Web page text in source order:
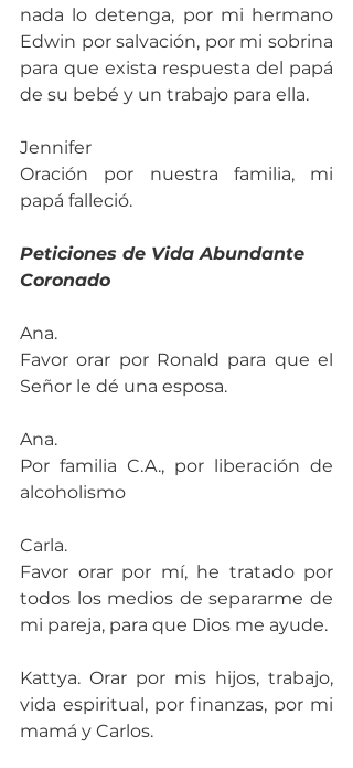
nada lo detenga, por mi hermano
Edwin por salvación, por mi sobrina
para que exista respuesta del papá
de su bebé y un trabajo para ella.
Jennifer
Oración por nuestra familia, mi
papá falleció.
Peticiones de Vida Abundante
Coronado
Ana.
Favor orar por Ronald para que el
Señor le dé una esposa.
Ana.
Por familia C.A., por liberación de
alcoholismo
Carla.
Favor orar por mí, he tratado por
todos los medios de separarme de
mi pareja, para que Dios me ayude.
Kattya. Orar por mis hijos, trabajo,
vida espiritual, por finanzas, por mi
mamá y Carlos.